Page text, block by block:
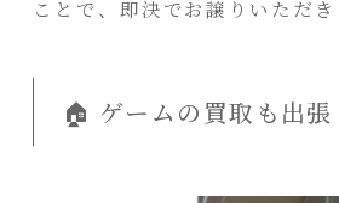
ことで、即決でお譲りいただき
🏠 ゲームの買取も出張